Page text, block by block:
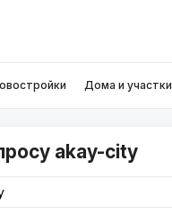
Дома и участки
akay-city